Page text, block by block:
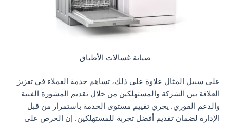
صيانة غسالات الأطباق
على سبيل المثال علاوة على ذلك، تساهم خدمة العملاء في تعزيز
العلاقة بين الشركة والمستهلكين من خلال تقديم المشورة الفنية
والدعم الفوري. يجري تقييم مستوى الخدمة باستمرار من قبل
الإدارة لضمان تقديم أفضل تجربة للمستهلكين. إن الحرص على